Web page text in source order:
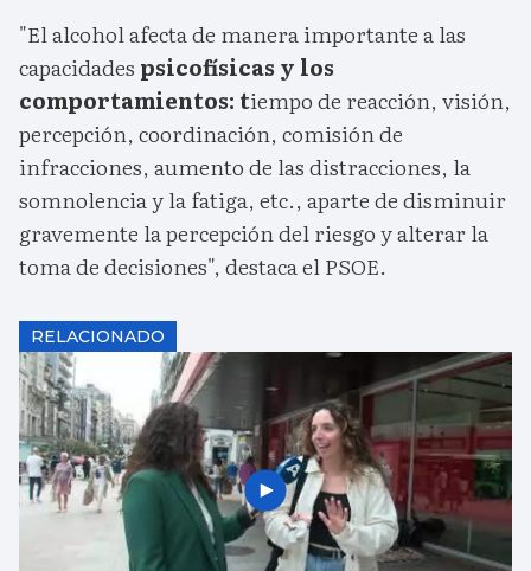
"El alcohol afecta de manera importante a las
capacidades psicofísicas y los
comportamientos: tiempo de reacción, visión,
percepción, coordinación, comisión de
infracciones, aumento de las distracciones, la
somnolencia y la fatiga, etc., aparte de disminuir
gravemente la percepción del riesgo y alterar la
toma de decisiones", destaca el PSOE.
RELACIONADO